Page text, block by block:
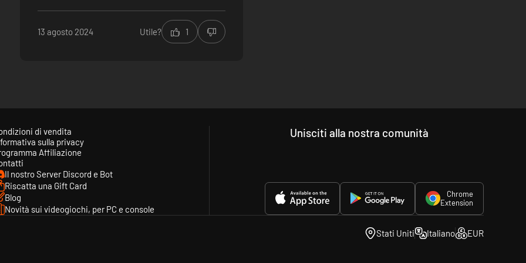
13 agosto 2024 Utile? 1
di vendita
sulla privacy
Affiliazione
Il nostro Server Discord e Bot
Riscatta una Gift Card
Blog
Novità sui videogiochi, per PC e console
Unisciti alla nostra comunità
Chrome
Extension
Stati Uniti Italiano EUR